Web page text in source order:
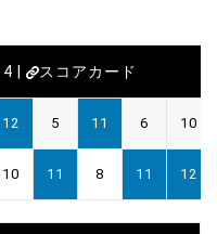
| スコアカード
12 5 11 6 10
10 11 8 11 12